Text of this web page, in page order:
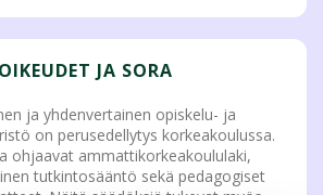
JA SORA
ja yhdenvertainen opiskelu- ja
on perusedellytys korkeakoulussa.
ohjaavat ammattikorkeakoululaki,
tutkintosääntö sekä pedagogiset